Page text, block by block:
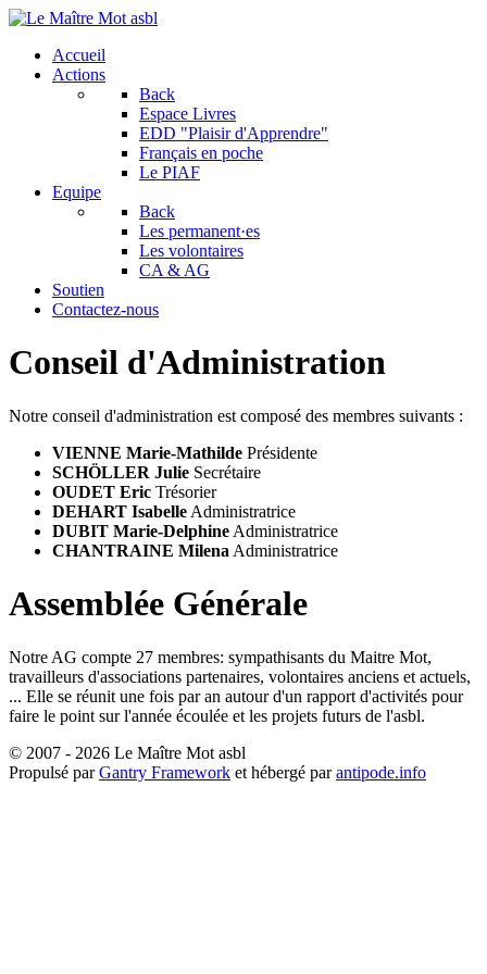
Accueil
Actions
Back
Espace Livres
EDD "Plaisir d'Apprendre"
Français en poche
Le PIAF
Equipe
Back
Les permanent·es
Les volontaires
CA & AG
Soutien
Contactez-nous
Conseil d'Administration
Notre conseil d'administration est composé des membres suivants :
VIENNE Marie-Mathilde Présidente
SCHÖLLER Julie Secrétaire
OUDET Eric Trésorier
DEHART Isabelle Administratrice
DUBIT Marie-Delphine Administratrice
CHANTRAINE Milena Administratrice
Assemblée Générale
Notre AG compte 27 membres: sympathisants du Maitre Mot,
travailleurs d'associations partenaires, volontaires anciens et actuels,
... Elle se réunit une fois par an autour d'un rapport d'activités pour
faire le point sur l'année écoulée et les projets futurs de l'asbl.
© 2007 - 2026 Le Maître Mot asbl
Propulsé parGantry Framework et hébergé parantipode.info